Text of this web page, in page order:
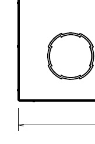
Oplossingen
Downloads
Academy
Over ons
Contact